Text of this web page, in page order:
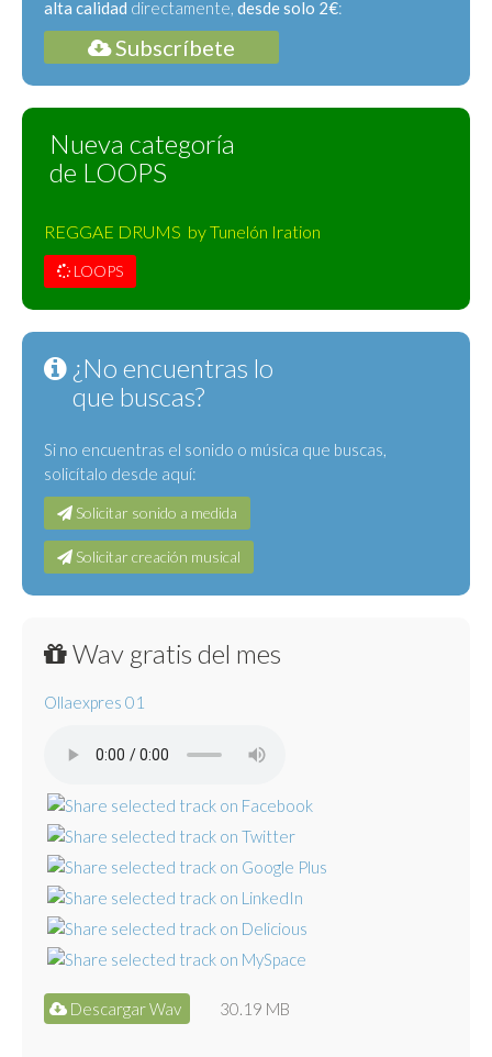
alta calidad directamente, desde solo 2€:
Subscríbete
Nueva categoría
de LOOPS
REGGAE DRUMS by Tunelón Iration
LOOPS
¿No encuentras lo
que buscas?
Si no encuentras el sonido o música que buscas,
solicítalo desde aquí:
Solicitar sonido a medida
Solicitar creación musical
Wav gratis del mes
Ollaexpres 01
Descargar Wav 30.19 MB